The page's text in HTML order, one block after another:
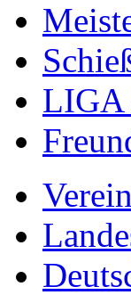
LIGA